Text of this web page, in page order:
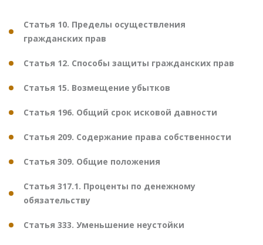
Статья 10. Пределы осуществления
гражданских прав
Статья 12. Способы защиты гражданских прав
Статья 15. Возмещение убытков
Статья 196. Общий срок исковой давности
Статья 209. Содержание права собственности
Статья 309. Общие положения
Статья 317.1. Проценты по денежному
обязательству
Статья 333. Уменьшение неустойки